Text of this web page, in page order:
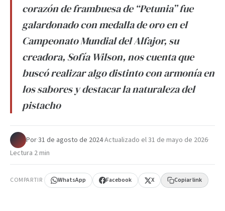
corazón de frambuesa de “Petunia” fue
galardonado con medalla de oro en el
Campeonato Mundial del Alfajor, su
creadora, Sofía Wilson, nos cuenta que
buscó realizar algo distinto con armonía en
los sabores y destacar la naturaleza del
pistacho
Por·31 de agosto de 2024·Actualizado el31 de mayo de 2026·
Lectura 2 min
COMPARTIR WhatsApp Facebook X Copiar link